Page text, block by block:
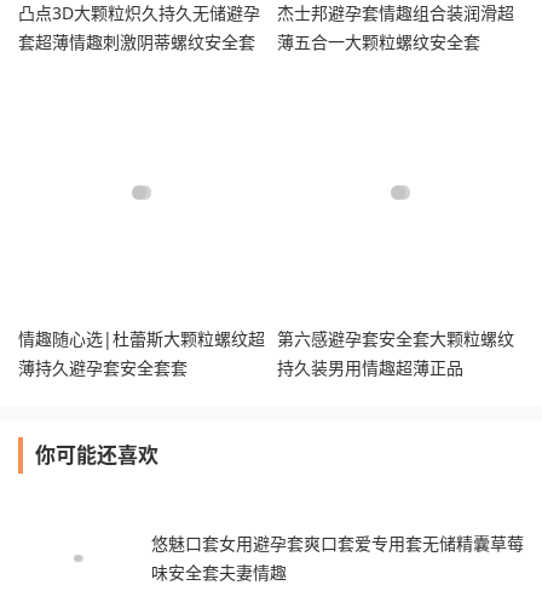
凸点3D大颗粒炽久持久无储避孕
套超薄情趣刺激阴蒂螺纹安全套
杰士邦避孕套情趣组合装润滑超
薄五合一大颗粒螺纹安全套
情趣随心选|杜蕾斯大颗粒螺纹超
薄持久避孕套安全套套
第六感避孕套安全套大颗粒螺纹
持久装男用情趣超薄正品
你可能还喜欢
悠魅口套女用避孕套爽口套爱专用套无储精囊草莓
味安全套夫妻情趣